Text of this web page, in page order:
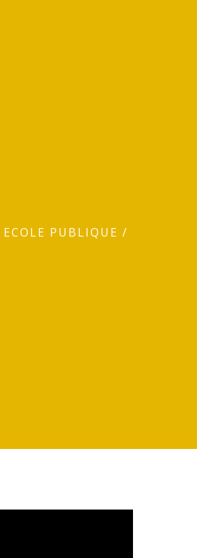
ECOLE PUBLIQUE /